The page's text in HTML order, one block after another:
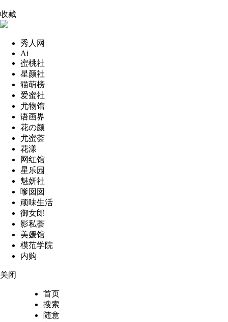
收藏
秀人网
Ai
蜜桃社
星颜社
猫萌榜
爱蜜社
尤物馆
语画界
花の颜
尤蜜荟
花漾
网红馆
星乐园
魅妍社
嗲囡囡
顽味生活
御女郎
影私荟
美媛馆
模范学院
内购
关闭
首页
搜索
随意